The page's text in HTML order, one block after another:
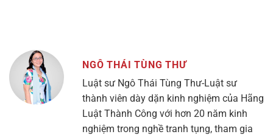
NGÔ THÁI TÙNG THƯ
Luật sư Ngô Thái Tùng Thư-Luật sư
thành viên dày dặn kinh nghiệm của Hãng
Luật Thành Công với hơn 20 năm kinh
nghiệm trong nghề tranh tụng, tham gia